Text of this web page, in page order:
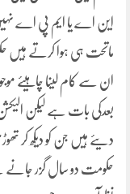
این اے یا ایم پی اے
ماتحت ہی ہوا کرتے ہیں
ان سے کام لینا چاہیئے
بعدکی بات ہے لیکن
دیئے ہیں جن کو دیکھ کر
حکومت دو سال گزر جانے